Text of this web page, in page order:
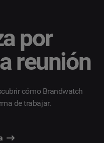
por
reunión
cómo Brandwatch
de trabajar.